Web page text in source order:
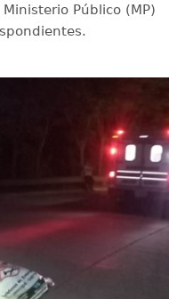
Público (MP)